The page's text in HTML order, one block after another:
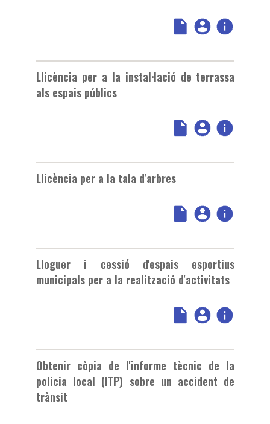
Llicència per a la instal·lació de terrassa
als espais públics
Llicència per a la tala d'arbres
Lloguer i cessió d'espais esportius
municipals per a la realització d'activitats
Obtenir còpia de l'informe tècnic de la
policia local (ITP) sobre un accident de
trànsit